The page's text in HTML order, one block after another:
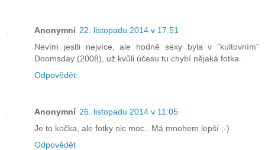
Anonymní 22. listopadu 2014 v 17:51
Nevím jestli nejvíce, ale hodně sexy byla v "kultovním"
Doomsday (2008), už kvůli účesu tu chybí nějaká fotka.
Odpovědět
Anonymní 26. listopadu 2014 v 11:05
Je to kočka, ale fotky nic moc.. Má mnohem lepší ;-)
Odpovědět